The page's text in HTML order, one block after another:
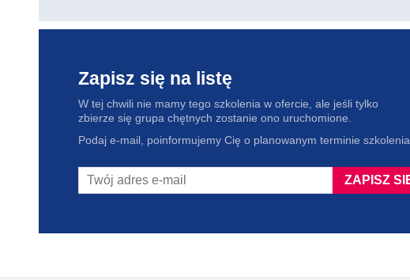
Zapisz się na listę
W tej chwili nie mamy tego szkolenia w ofercie, ale jeśli tylko
zbierze się grupa chętnych zostanie ono uruchomione.
Podaj e-mail, poinformujemy Cię o planowanym terminie szkolenia.